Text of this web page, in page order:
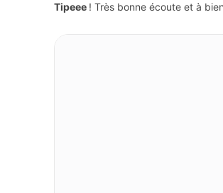
Tipeee ! Très bonne écoute et à